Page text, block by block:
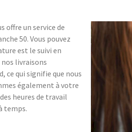
offre un service de
50. Vous pouvez
est le suivi en
livraisons
ce qui signifie que nous
également à votre
heures de travail
temps.